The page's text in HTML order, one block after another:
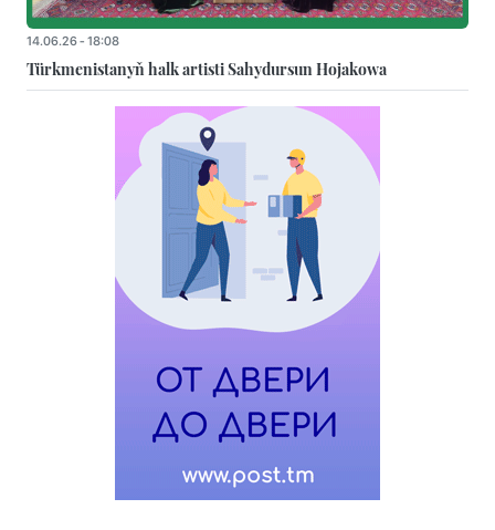
14.06.26 - 18:08
Türkmenistanyň halk artisti Sahydursun Hojakowa